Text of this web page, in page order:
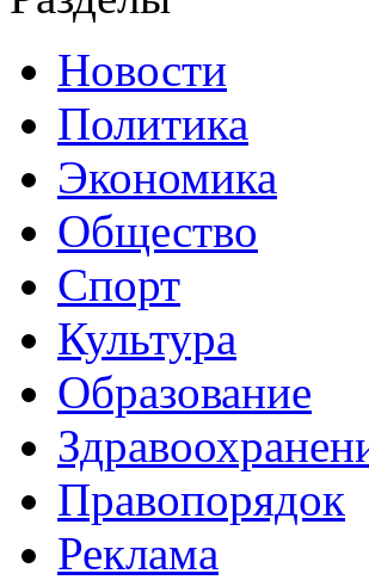
Новости
Политика
Экономика
Общество
Спорт
Культура
Образование
Правопорядок
Реклама